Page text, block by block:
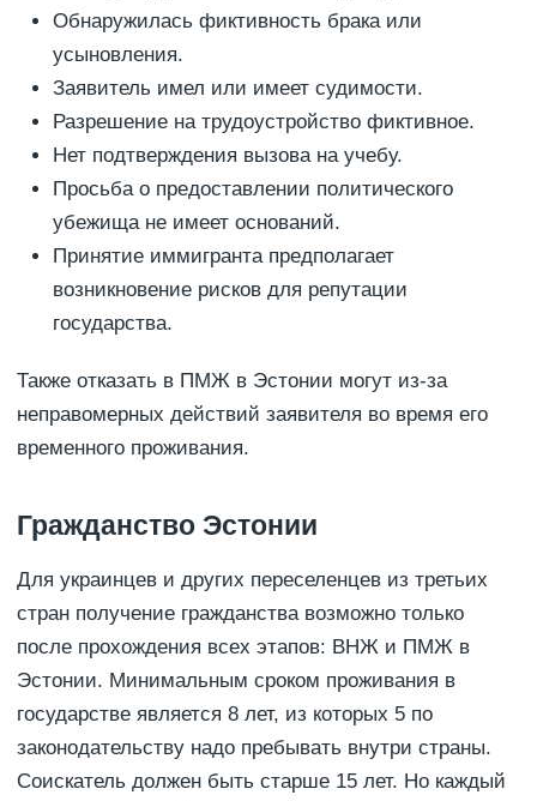
Обнаружилась фиктивность брака или
усыновления.
Заявитель имел или имеет судимости.
Разрешение на трудоустройство фиктивное.
Нет подтверждения вызова на учебу.
Просьба о предоставлении политического
убежища не имеет оснований.
Принятие иммигранта предполагает
возникновение рисков для репутации
государства.
Также отказать в ПМЖ в Эстонии могут из-за
неправомерных действий заявителя во время его
временного проживания.
Гражданство Эстонии
Для украинцев и других переселенцев из третьих
стран получение гражданства возможно только
после прохождения всех этапов: ВНЖ и ПМЖ в
Эстонии. Минимальным сроком проживания в
государстве является 8 лет, из которых 5 по
законодательству надо пребывать внутри страны.
Соискатель должен быть старше 15 лет. Но каждый